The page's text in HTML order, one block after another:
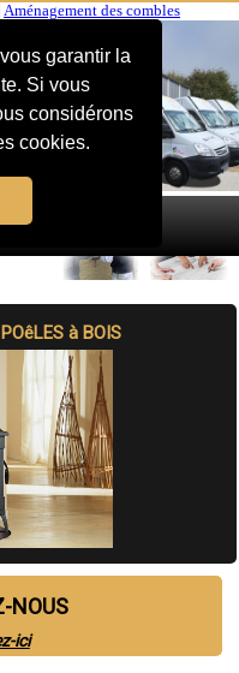
garantir la
Si vous
considérons
cookies.
Aménagement des combles
à BOIS
NOUS
ici